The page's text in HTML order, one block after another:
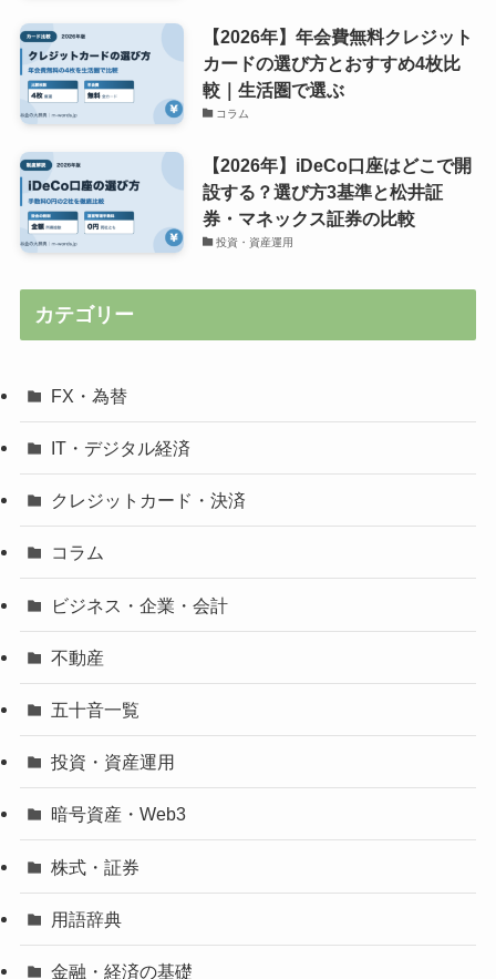
【2026年】年会費無料クレジット
カードの選び方とおすすめ4枚比
較｜生活圏で選ぶ
コラム
【2026年】iDeCo口座はどこで開
設する？選び方3基準と松井証
券・マネックス証券の比較
投資・資産運用
カテゴリー
FX・為替
IT・デジタル経済
クレジットカード・決済
コラム
ビジネス・企業・会計
不動産
五十音一覧
投資・資産運用
暗号資産・Web3
株式・証券
用語辞典
金融・経済の基礎